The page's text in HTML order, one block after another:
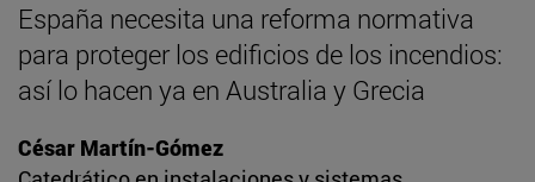
España necesita una reforma normativa
para proteger los edificios de los incendios:
así lo hacen ya en Australia y Grecia
César Martín-Gómez